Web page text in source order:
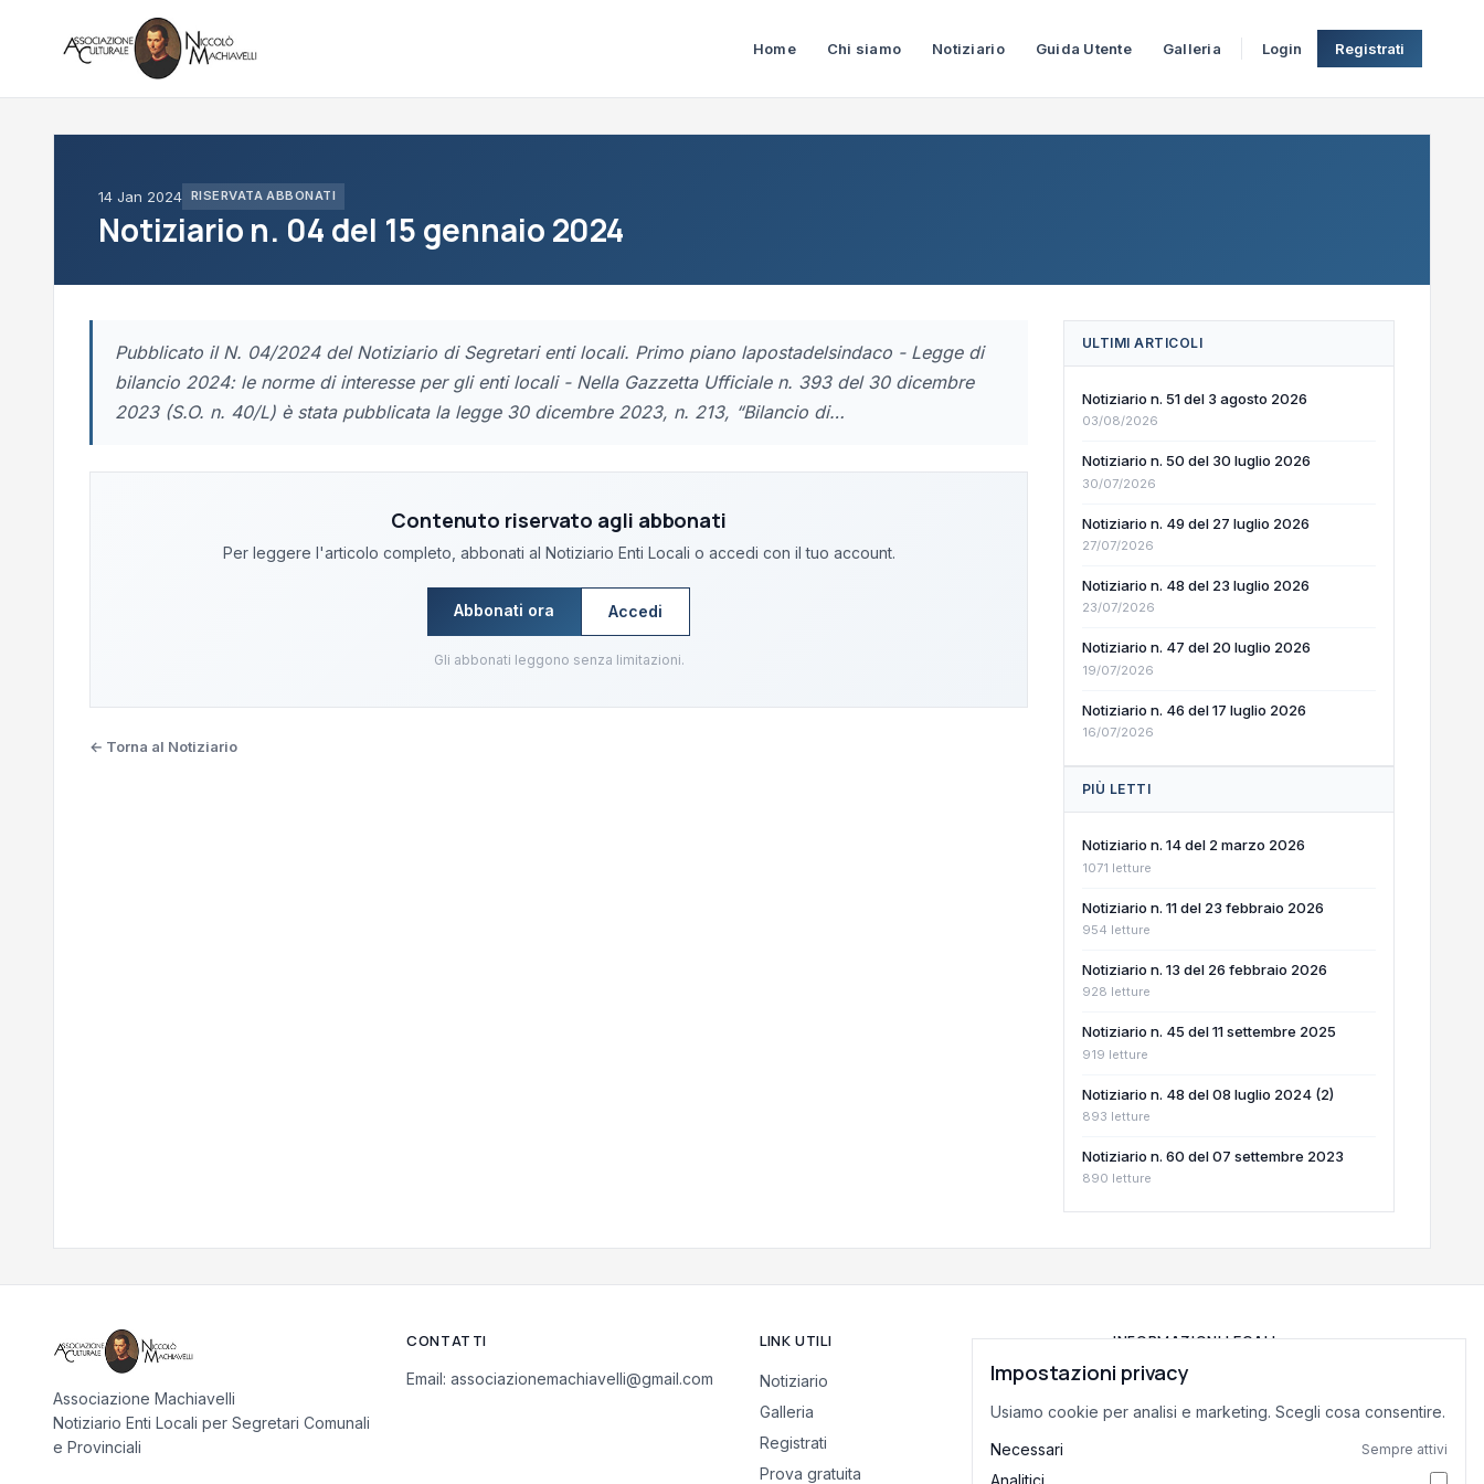
Home Chi siamo Notiziario Guida Utente Galleria Login Registrati
14 Jan 2024 RISERVATA ABBONATI
Notiziario n. 04 del 15 gennaio 2024
Pubblicato il N. 04/2024 del Notiziario di Segretari enti locali. Primo piano lapostadelsindaco - Legge di
bilancio 2024: le norme di interesse per gli enti locali - Nella Gazzetta Ufficiale n. 393 del 30 dicembre
2023 (S.O. n. 40/L) è stata pubblicata la legge 30 dicembre 2023, n. 213, “Bilancio di…
Contenuto riservato agli abbonati
Per leggere l'articolo completo, abbonati al Notiziario Enti Locali o accedi con il tuo account.
Abbonati ora Accedi
Gli abbonati leggono senza limitazioni.
← Torna al Notiziario
ULTIMI ARTICOLI
Notiziario n. 51 del 3 agosto 2026
03/08/2026
Notiziario n. 50 del 30 luglio 2026
30/07/2026
Notiziario n. 49 del 27 luglio 2026
27/07/2026
Notiziario n. 48 del 23 luglio 2026
23/07/2026
Notiziario n. 47 del 20 luglio 2026
19/07/2026
Notiziario n. 46 del 17 luglio 2026
16/07/2026
PIÙ LETTI
Notiziario n. 14 del 2 marzo 2026
1071 letture
Notiziario n. 11 del 23 febbraio 2026
954 letture
Notiziario n. 13 del 26 febbraio 2026
928 letture
Notiziario n. 45 del 11 settembre 2025
919 letture
Notiziario n. 48 del 08 luglio 2024 (2)
893 letture
Notiziario n. 60 del 07 settembre 2023
890 letture
Associazione Machiavelli
Notiziario Enti Locali per Segretari Comunali
e Provinciali
CONTATTI
Email: associazionemachiavelli@gmail.com
LINK UTILI
Notiziario
Galleria
Registrati
Prova gratuita
INFORMAZIONI LEGALI
Privacy Policy
Termini di Servizio
Impostazioni privacy
Usiamo cookie per analisi e marketing. Scegli cosa consentire.
Necessari Sempre attivi
Analitici